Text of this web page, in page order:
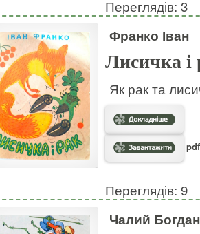
Переглядів: 3
Франко Іван
Лисичка і
Як рак та
Переглядів: 9
Чалий